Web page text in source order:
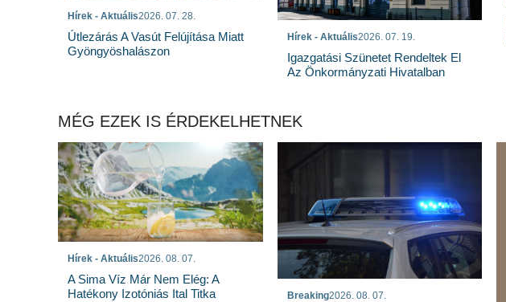
Hírek - Aktuális2026. 07. 28.
Útlezárás A Vasút Felújítása Miatt
Gyöngyöshalászon
Hírek - Aktuális2026. 07. 19.
Igazgatási Szünetet Rendeltek El
Az Önkormányzati Hivatalban
MÉG EZEK IS ÉRDEKELHETNEK
Hírek - Aktuális2026. 08. 07.
A Sima Víz Már Nem Elég: A
Hatékony Izotóniás Ital Titka
Breaking2026. 08. 07.